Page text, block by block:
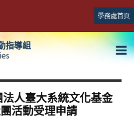
學務處首頁
指導組
法人臺大系統文化基金
活動受理申請